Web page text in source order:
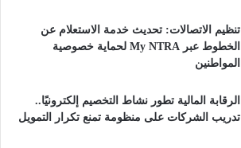
تنظيم الاتصالات: تحديث خدمة الاستعلام عن
الخطوط عبر My NTRA لحماية خصوصية
المواطنين
الرقابة المالية تطور نشاط التخصيم إلكترونيًا..
تدريب الشركات على منظومة تمنع تكرار التمويل